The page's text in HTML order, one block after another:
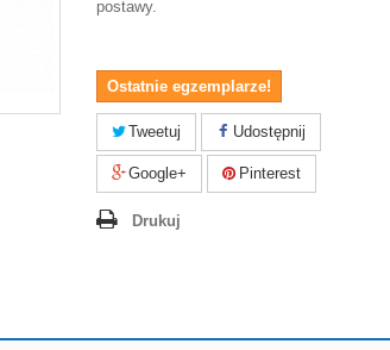
postawy.
Ostatnie egzemplarze!
Tweetuj Udostępnij
Google+ Pinterest
Drukuj